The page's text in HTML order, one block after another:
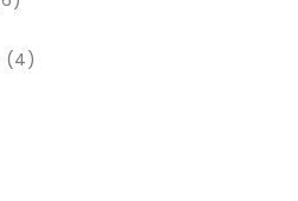
товарів
4товари